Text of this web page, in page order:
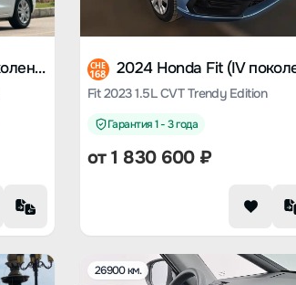
2021 Honda Fit (IV поколение) CHE
168
Fit 2023 1.5L CVT Trendy Edition
Гарантия 1 - 3 года
от1 830 600₽
26900 км.